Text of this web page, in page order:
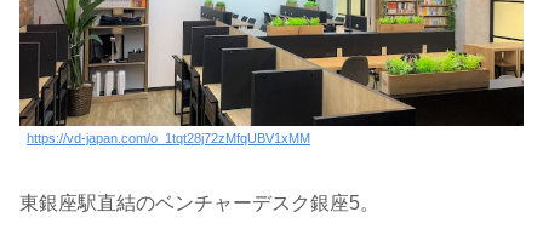
https://vd-japan.com/o_1tqt28j72zMfqUBV1xMM
東銀座駅直結のベンチャーデスク銀座5。